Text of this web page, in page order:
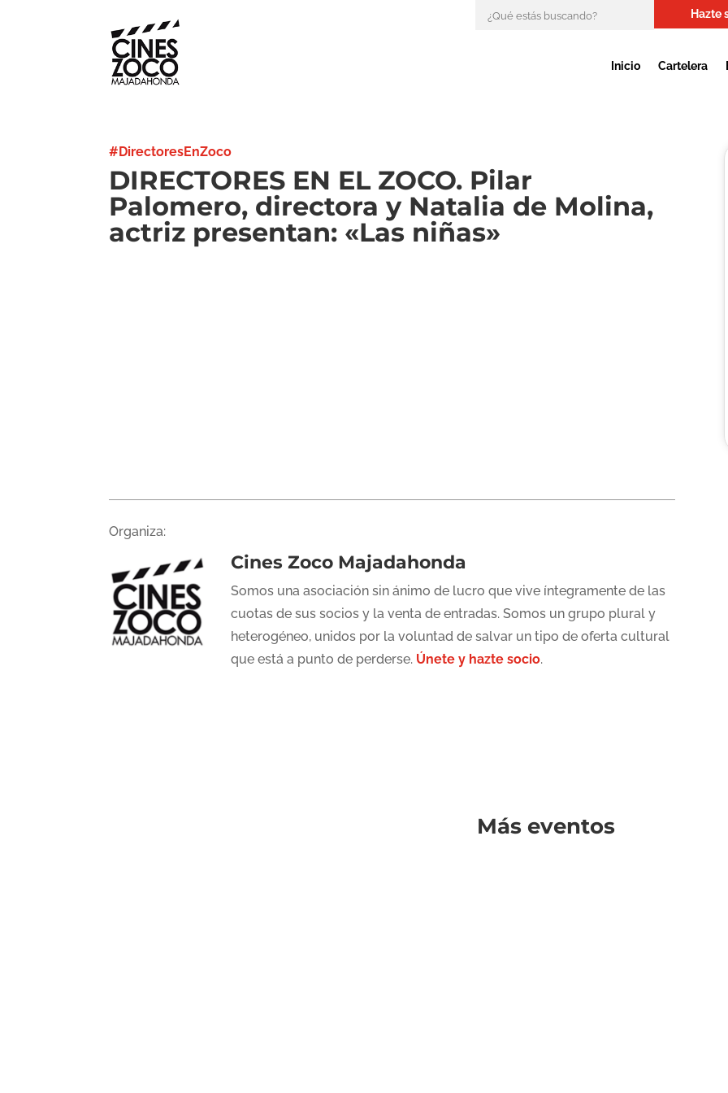
Hazte
Inicio Cartelera
#DirectoresEnZoco
DIRECTORES EN EL ZOCO. Pilar
Palomero, directora y Natalia de Molina,
actriz presentan: «Las niñas»
Organiza:
Cines Zoco Majadahonda
Somos una asociación sin ánimo de lucro que vive íntegramente de las
cuotas de sus socios y la venta de entradas. Somos un grupo plural y
heterogéneo, unidos por la voluntad de salvar un tipo de oferta cultural
que está a punto de perderse. Únete y hazte socio.
Más eventos